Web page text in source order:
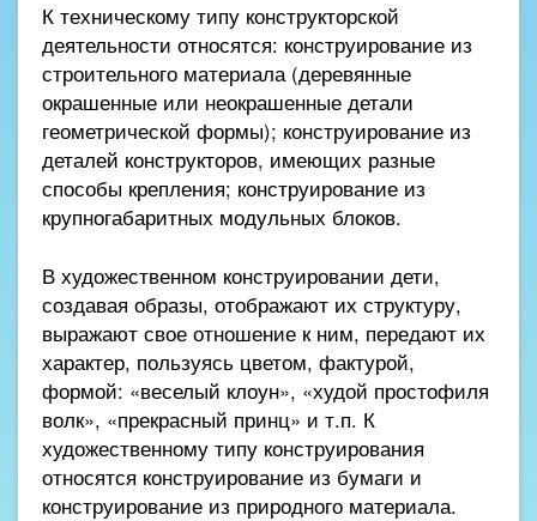
К техническому типу конструкторской
деятельности относятся: конструирование из
строительного материала (деревянные
окрашенные или неокрашенные детали
геометрической формы); конструирование из
деталей конструкторов, имеющих разные
способы крепления; конструирование из
крупногабаритных модульных блоков.
В художественном конструировании дети,
создавая образы, отображают их структуру,
выражают свое отношение к ним, передают их
характер, пользуясь цветом, фактурой,
формой: «веселый клоун», «худой простофиля
волк», «прекрасный принц» и т.п. К
художественному типу конструирования
относятся конструирование из бумаги и
конструирование из природного материала.